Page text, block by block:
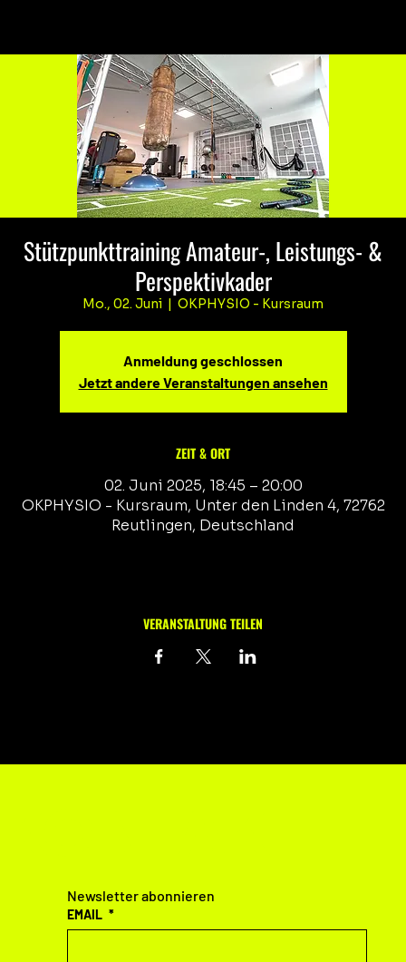
Stützpunkttraining Amateur-, Leistungs- &
Perspektivkader
Mo., 02. Juni
  |
OKPHYSIO - Kursraum
Anmeldung geschlossen
Jetzt andere Veranstaltungen ansehen
ZEIT & ORT
02. Juni 2025, 18:45 – 20:00
OKPHYSIO - Kursraum, Unter den Linden 4, 72762
Reutlingen, Deutschland
VERANSTALTUNG TEILEN
Newsletter abonnieren
EMAIL *